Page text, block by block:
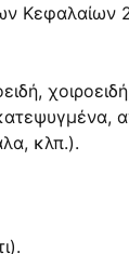
Κεφαλαίων
κλπ.).